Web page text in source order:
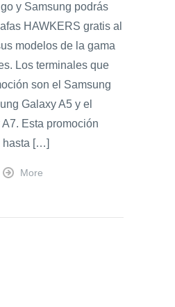
y Samsung podrás
HAWKERS gratis al
modelos de la gama
Los terminales que
son el Samsung
Galaxy A5 y el
Esta promoción
hasta […]
More